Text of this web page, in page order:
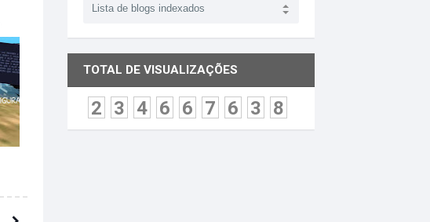
TOTAL DE VISUALIZAÇÕES
2 3 4 6 6 7 6 3 8